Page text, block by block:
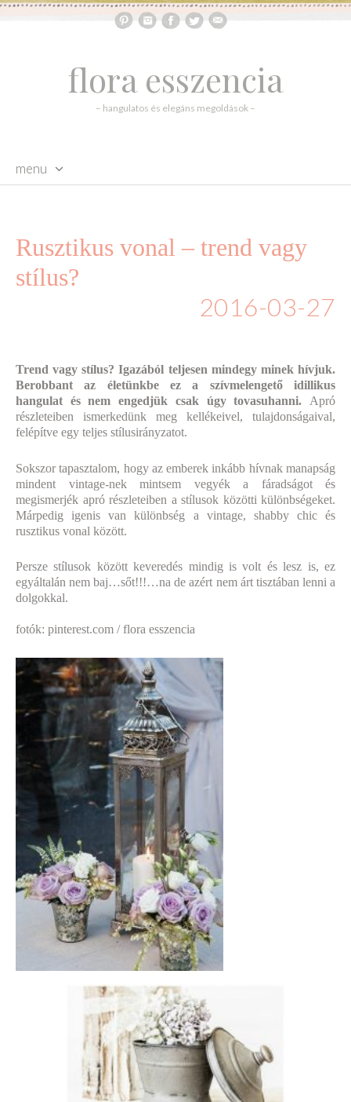
flora esszencia
– hangulatos és elegáns megoldások –
menu
Rusztikus vonal – trend vagy
stílus?
2016-03-27
Trend vagy stílus? Igazából teljesen mindegy minek hívjuk.
Berobbant az életünkbe ez a szívmelengető idillikus
hangulat és nem engedjük csak úgy tovasuhanni. Apró
részleteiben ismerkedünk meg kellékeivel, tulajdonságaival,
felépítve egy teljes stílusirányzatot.
Sokszor tapasztalom, hogy az emberek inkább hívnak manapság
mindent vintage-nek mintsem vegyék a fáradságot és
megismerjék apró részleteiben a stílusok közötti különbségeket.
Márpedig igenis van különbség a vintage, shabby chic és
rusztikus vonal között.
Persze stílusok között keveredés mindig is volt és lesz is, ez
egyáltalán nem baj…sőt!!!…na de azért nem árt tisztában lenni a
dolgokkal.
fotók: pinterest.com / flora esszencia